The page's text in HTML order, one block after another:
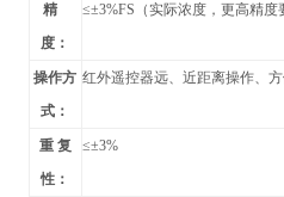
精
度：
≤±3%FS（实际浓度，更高精度
操作方
式：
红外遥控器远、近距离操作、
重 复
性：
≤±3%